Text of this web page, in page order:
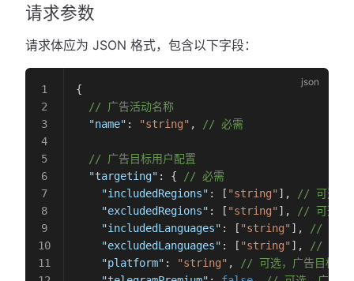
请求参数
请求体应为 JSON 格式，包含以下字段：
{
  // 广告活动名称
  "name"
: "string" , // 必需
  // 广告目标用户配置
  "targeting"
: {
// 必需
    "includedRegions"
: [ "string" ],
// 可选，
    "excludedRegions"
: [ "string" ],
// 可选，
    "includedLanguages"
: [ "string" ],
// 可选
    "excludedLanguages"
: [ "string" ],
// 可选
    "platform"
: "string" ,
// 可选，广告目标用